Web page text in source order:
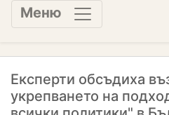
Меню
Експерти обсъдиха
укрепването на